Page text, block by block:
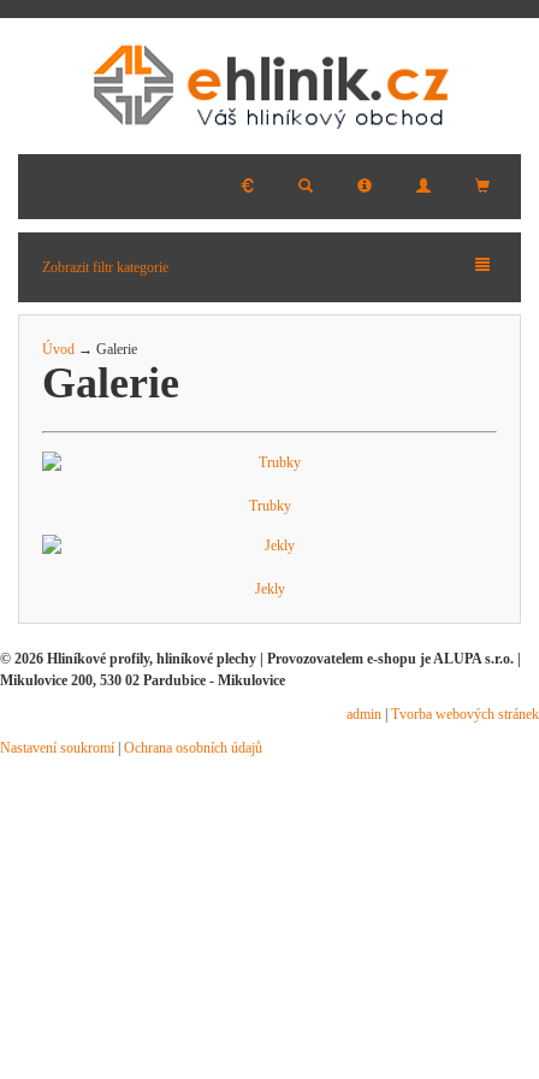
Zobrazit filtr kategorie
Úvod → Galerie
Galerie
Trubky
Jekly
© 2026 Hliníkové profily, hliníkové plechy | Provozovatelem e-shopu je ALUPA s.r.o. |
Mikulovice 200, 530 02 Pardubice - Mikulovice
admin Tvorba webových stránek
Nastavení soukromí Ochrana osobních údajů